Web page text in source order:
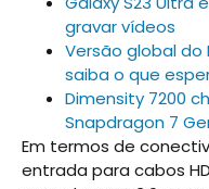
gravar vídeos
Versão global do
saiba o que
Dimensity 7200
Snapdragon 7
Em termos de
entrada para cabos